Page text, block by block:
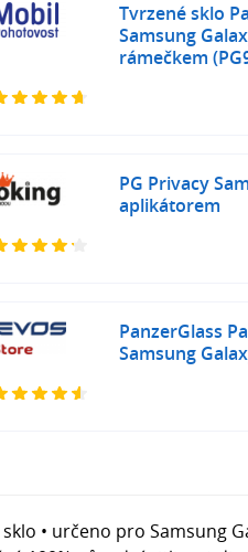
Tvrzené sklo
Samsung
rámečkem
PG Privacy
aplikátorem
PanzerGlass
Samsung
• určeno pro Samsung